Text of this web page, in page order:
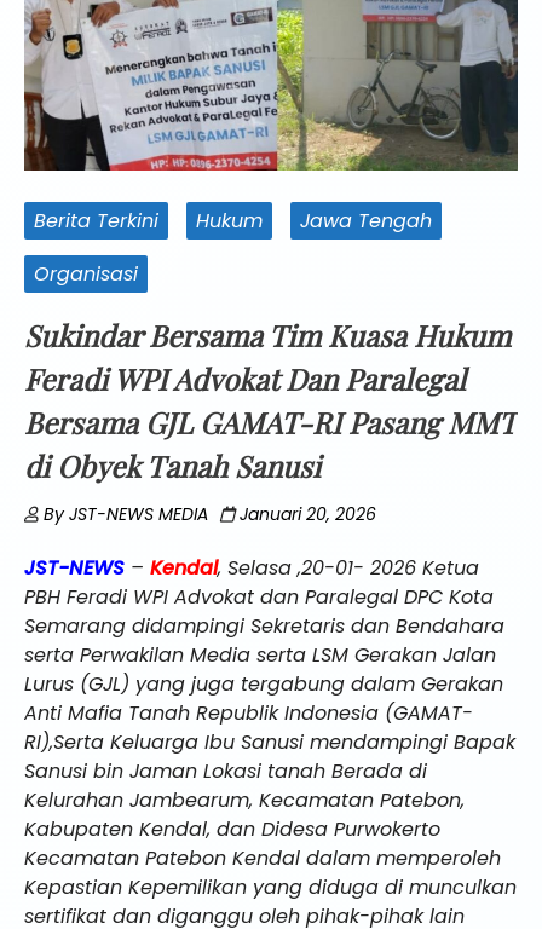
Berita Terkini Hukum
Jawa Tengah
Organisasi
Sukindar Bersama Tim Kuasa Hukum
Feradi WPI Advokat Dan Paralegal
Bersama GJL GAMAT-RI Pasang MMT
di Obyek Tanah Sanusi
ByJST-NEWS MEDIA Januari 20, 2026
JST-NEWS – Kendal, Selasa ,20-01- 2026 Ketua
PBH Feradi WPI Advokat dan Paralegal DPC Kota
Semarang didampingi Sekretaris dan Bendahara
serta Perwakilan Media serta LSM Gerakan Jalan
Lurus (GJL) yang juga tergabung dalam Gerakan
Anti Mafia Tanah Republik Indonesia (GAMAT-
RI),Serta Keluarga Ibu Sanusi mendampingi Bapak
Sanusi bin Jaman Lokasi tanah Berada di
Kelurahan Jambearum, Kecamatan Patebon,
Kabupaten Kendal, dan Didesa Purwokerto
Kecamatan Patebon Kendal dalam memperoleh
Kepastian Kepemilikan yang diduga di munculkan
sertifikat dan diganggu oleh pihak-pihak lain